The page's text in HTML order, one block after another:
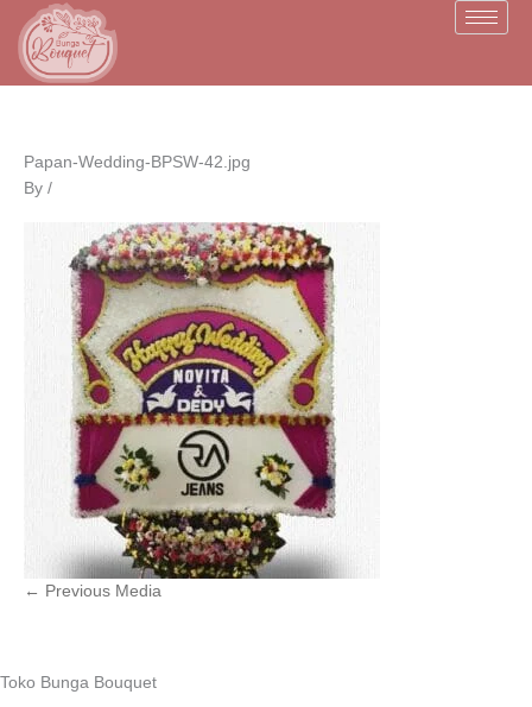
content
Papan-Wedding-BPSW-42.jpg
By /
← Previous Media
Toko Bunga Bouquet